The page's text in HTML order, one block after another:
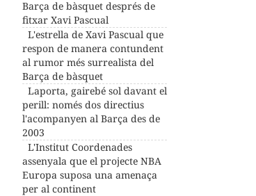
Barça de bàsquet després de
fitxar Xavi Pascual
L'estrella de Xavi Pascual que
respon de manera contundent
al rumor més surrealista del
Barça de bàsquet
Laporta, gairebé sol davant el
perill: només dos directius
l'acompanyen al Barça des de
2003
L'Institut Coordenades
assenyala que el projecte NBA
Europa suposa una amenaça
per al continent